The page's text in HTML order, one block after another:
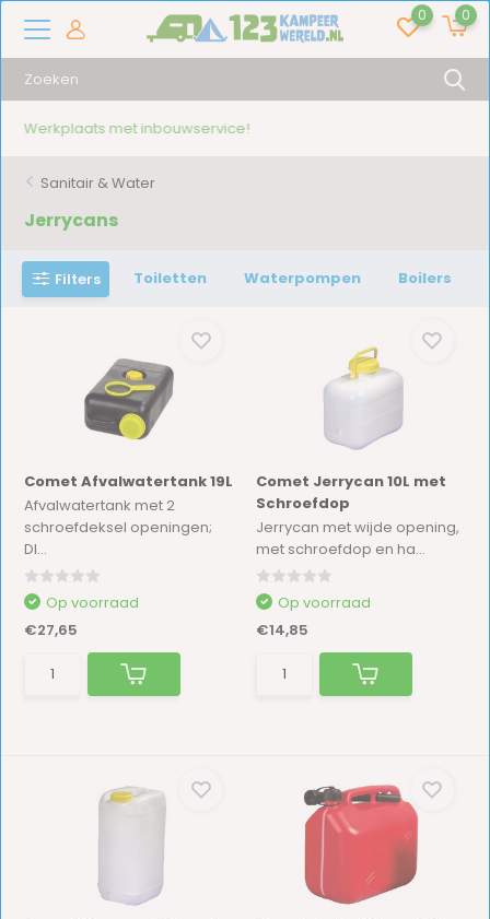
0 0
16.000+ artikelen!
Sanitair & Water
Jerrycans
Filters Toiletten Waterpompen Boilers
Comet Afvalwatertank 19L
Afvalwatertank met 2
schroefdeksel openingen;
DI...
Op voorraad
€27,65
Comet Jerrycan 10L met
Schroefdop
Jerrycan met wijde opening,
met schroefdop en ha...
Op voorraad
€14,85